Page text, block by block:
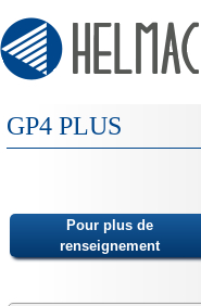
GP4 PLUS